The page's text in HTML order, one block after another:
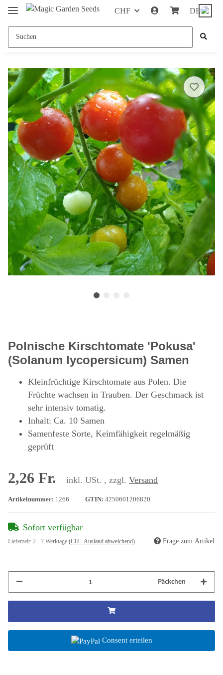
CHF DE
Polnische Kirschtomate 'Pokusa'
(Solanum lycopersicum) Samen
Kleinfrüchtige Kirschtomate aus Polen. Die
Früchte wachsen in Trauben. Der Geschmack ist
sehr intensiv tomatig.
Inhalt: Ca. 10 Samen
Samenfeste Sorte, Keimfähigkeit regelmäßig
geprüft
2,26 Fr. inkl. USt. , zzgl. Versand
Artikelnummer: 1266 GTIN: 4250601206820
Sofort verfügbar
Lieferzeit: 2 - 7 Werktage (CH - Ausland abweichend) Frage zum Artikel
Päckchen
Consent erteilen